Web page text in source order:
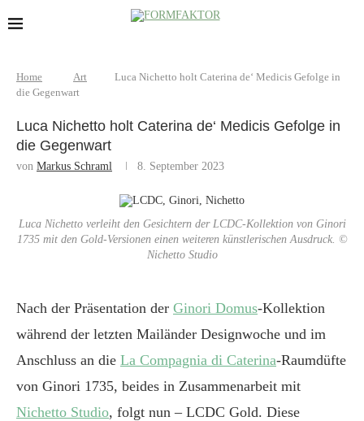
Home Art
Luca Nichetto holt Caterina de‘ Medicis Gefolge in
die Gegenwart
Luca Nichetto holt Caterina de‘ Medicis Gefolge in
die Gegenwart
von Markus Schraml 8. September 2023
Luca Nichetto verleiht den Gesichtern der LCDC-Kollektion von Ginori
1735 mit den Gold-Versionen einen weiteren künstlerischen Ausdruck. ©
Nichetto Studio
Nach der Präsentation der Ginori Domus-Kollektion
während der letzten Mailänder Designwoche und im
Anschluss an die La Compagnia di Caterina-Raumdüfte
von Ginori 1735, beides in Zusammenarbeit mit
Nichetto Studio, folgt nun – LCDC Gold. Diese